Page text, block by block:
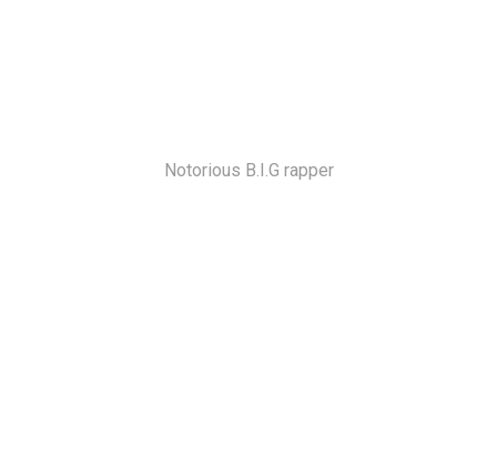
Notorious B.I.G rapper